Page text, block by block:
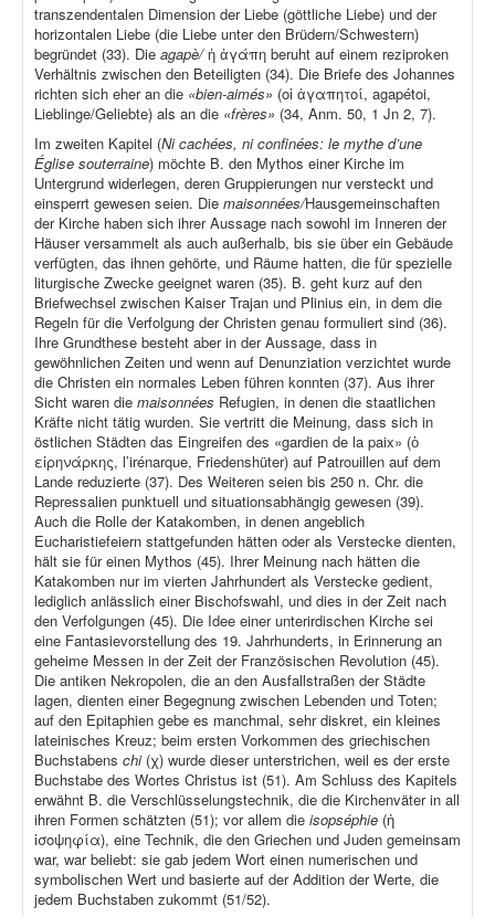
transzendentalen Dimension der Liebe (göttliche Liebe) und der
horizontalen Liebe (die Liebe unter den Brüdern/Schwestern)
begründet (33). Die agapè/ἡ ἀγάπη beruht auf einem reziproken
Verhältnis zwischen den Beteiligten (34). Die Briefe des Johannes
richten sich eher an die «bien-aimés» (οἱ ἀγαπητοί, agapétoi,
Lieblinge/Geliebte) als an die «frères» (34, Anm. 50, 1 Jn 2, 7).
Im zweiten Kapitel (Ni cachées, ni confinées: le mythe d’une
Église souterraine) möchte B. den Mythos einer Kirche im
Untergrund widerlegen, deren Gruppierungen nur versteckt und
einsperrt gewesen seien. Die maisonnées/Hausgemeinschaften
der Kirche haben sich ihrer Aussage nach sowohl im Inneren der
Häuser versammelt als auch außerhalb, bis sie über ein Gebäude
verfügten, das ihnen gehörte, und Räume hatten, die für spezielle
liturgische Zwecke geeignet waren (35). B. geht kurz auf den
Briefwechsel zwischen Kaiser Trajan und Plinius ein, in dem die
Regeln für die Verfolgung der Christen genau formuliert sind (36).
Ihre Grundthese besteht aber in der Aussage, dass in
gewöhnlichen Zeiten und wenn auf Denunziation verzichtet wurde
die Christen ein normales Leben führen konnten (37). Aus ihrer
Sicht waren die maisonnées Refugien, in denen die staatlichen
Kräfte nicht tätig wurden. Sie vertritt die Meinung, dass sich in
östlichen Städten das Eingreifen des «gardien de la paix» (ὁ
εἰρηνάρκης, l’irénarque, Friedenshüter) auf Patrouillen auf dem
Lande reduzierte (37). Des Weiteren seien bis 250 n. Chr. die
Repressalien punktuell und situationsabhängig gewesen (39).
Auch die Rolle der Katakomben, in denen angeblich
Eucharistiefeiern stattgefunden hätten oder als Verstecke dienten,
hält sie für einen Mythos (45). Ihrer Meinung nach hätten die
Katakomben nur im vierten Jahrhundert als Verstecke gedient,
lediglich anlässlich einer Bischofswahl, und dies in der Zeit nach
den Verfolgungen (45). Die Idee einer unterirdischen Kirche sei
eine Fantasievorstellung des 19. Jahrhunderts, in Erinnerung an
geheime Messen in der Zeit der Französischen Revolution (45).
Die antiken Nekropolen, die an den Ausfallstraßen der Städte
lagen, dienten einer Begegnung zwischen Lebenden und Toten;
auf den Epitaphien gebe es manchmal, sehr diskret, ein kleines
lateinisches Kreuz; beim ersten Vorkommen des griechischen
Buchstabens chi (χ) wurde dieser unterstrichen, weil es der erste
Buchstabe des Wortes Christus ist (51). Am Schluss des Kapitels
erwähnt B. die Verschlüsselungstechnik, die die Kirchenväter in all
ihren Formen schätzten (51); vor allem die isopséphie (ἡ
ἰσοψηφία), eine Technik, die den Griechen und Juden gemeinsam
war, war beliebt: sie gab jedem Wort einen numerischen und
symbolischen Wert und basierte auf der Addition der Werte, die
jedem Buchstaben zukommt (51/52).